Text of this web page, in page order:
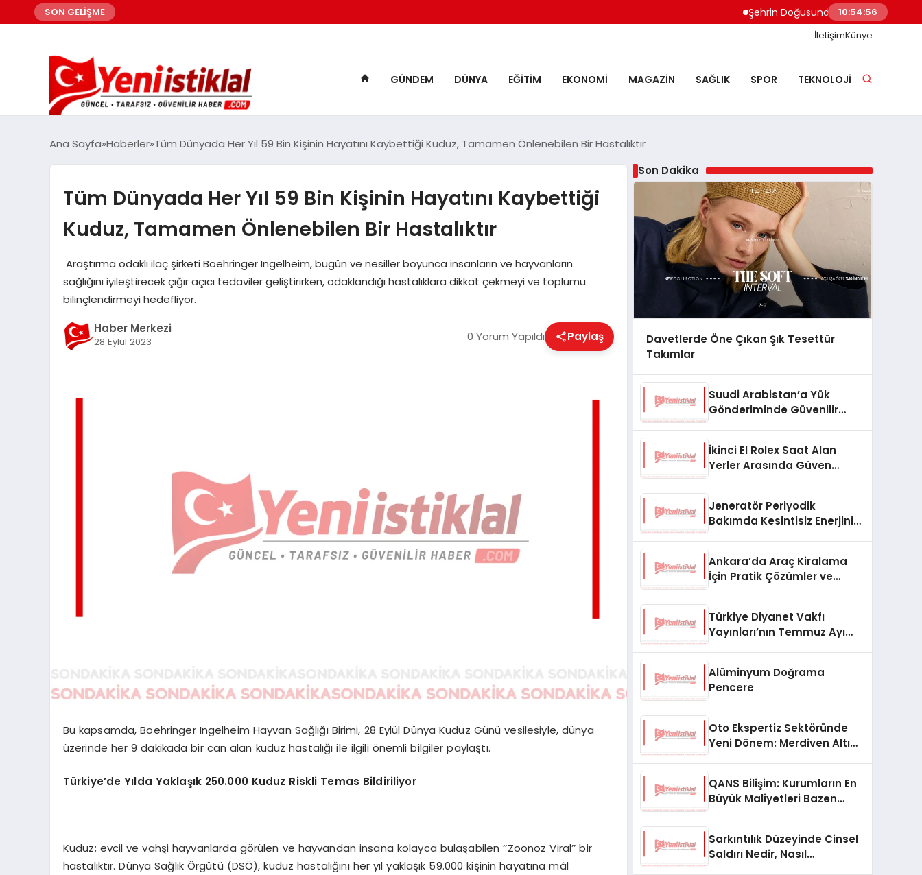
SON GELİŞME Şehrin Doğusundan Boğaz Kıyılarına
10:54:57
İletişimKünye
GÜNDEM DÜNYA EĞITIM EKONOMI MAGAZIN SAĞLIK SPOR TEKNOLOJI
Ana Sayfa Haberler Tüm Dünyada Her Yıl 59 Bin Kişinin Hayatını Kaybettiği Kuduz, Tamamen Önlenebilen Bir Hastalıktır
Tüm Dünyada Her Yıl 59 Bin Kişinin Hayatını Kaybettiği
Kuduz, Tamamen Önlenebilen Bir Hastalıktır
Araştırma odaklı ilaç şirketi Boehringer Ingelheim, bugün ve nesiller boyunca insanların ve hayvanların
sağlığını iyileştirecek çığır açıcı tedaviler geliştirirken, odaklandığı hastalıklara dikkat çekmeyi ve toplumu
bilinçlendirmeyi hedefliyor.
Haber Merkezi
28 Eylül 2023 0 Yorum Yapıldı Paylaş
Bu kapsamda, Boehringer Ingelheim Hayvan Sağlığı Birimi, 28 Eylül Dünya Kuduz Günü vesilesiyle, dünya
üzerinde her 9 dakikada bir can alan kuduz hastalığı ile ilgili önemli bilgiler paylaştı.
Türkiye’de Yılda Yaklaşık 250.000 Kuduz Riskli Temas Bildiriliyor
Kuduz; evcil ve vahşi hayvanlarda görülen ve hayvandan insana kolayca bulaşabilen ‘’Zoonoz Viral’’ bir
hastalıktır. Dünya Sağlık Örgütü (DSÖ), kuduz hastalığını her yıl yaklaşık 59.000 kişinin hayatına mâl
Son Dakika
Davetlerde Öne Çıkan Şık Tesettür
Takımlar
Suudi Arabistan’a Yük
Gönderiminde Güvenilir
İkinci El Rolex Saat Alan
Yerler Arasında Güven
Jeneratör Periyodik
Bakımda Kesintisiz Enerjinin
Ankara’da Araç Kiralama
İçin Pratik Çözümler ve
Türkiye Diyanet Vakfı
Yayınları’nın Temmuz Ayı
Alüminyum Doğrama
Pencere
Oto Ekspertiz Sektöründe
Yeni Dönem: Merdiven Altı
QANS Bilişim: Kurumların En
Büyük Maliyetleri Bazen
Sarkıntılık Düzeyinde Cinsel
Saldırı Nedir, Nasıl